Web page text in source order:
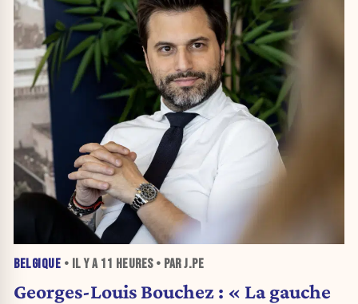
BELGIQUE • IL Y A 11 HEURES• PAR J.PE
Georges-Louis Bouchez : « La gauche